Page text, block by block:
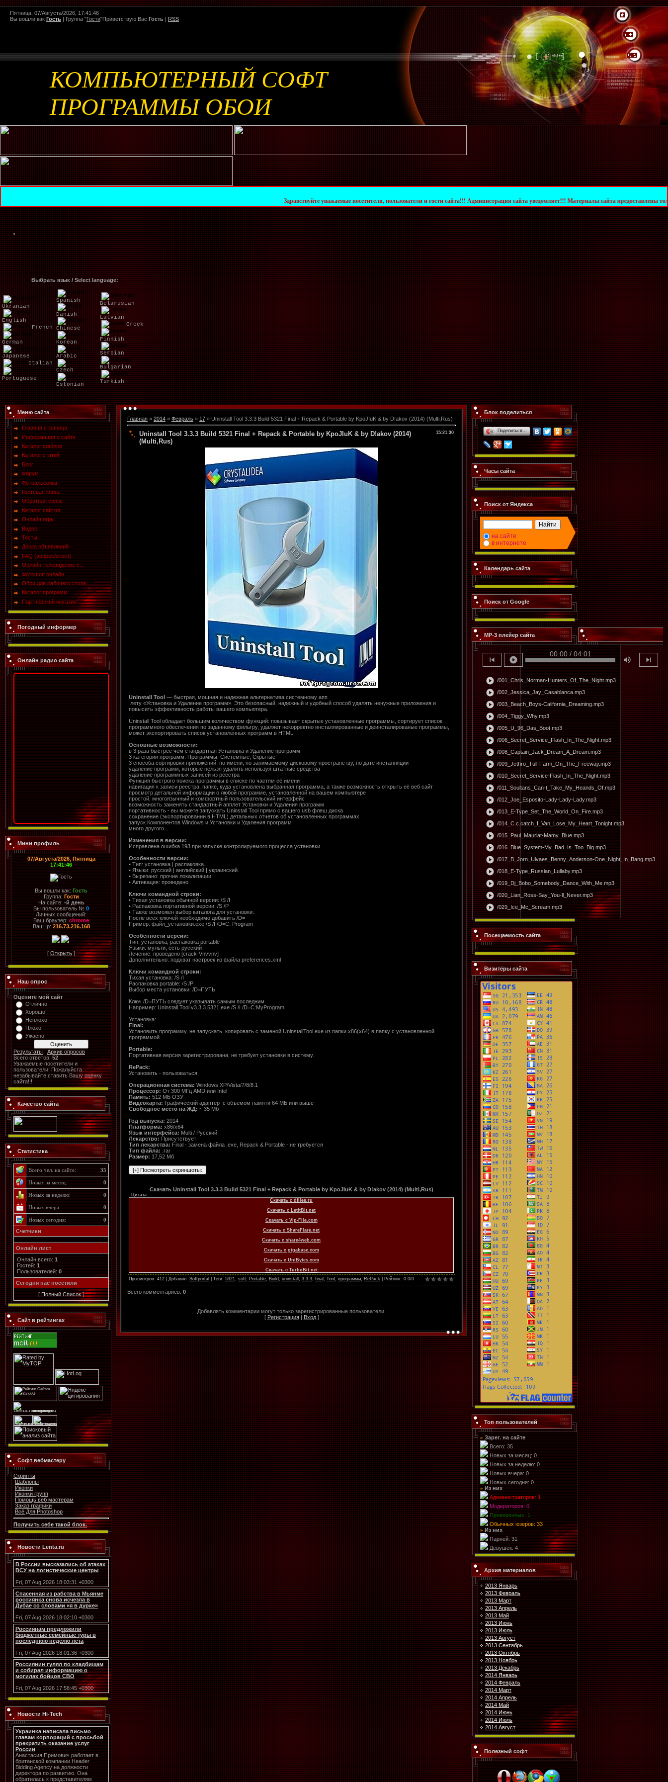
Пятница, 07/Августа/2026, 17:41:46
Вы вошли как Гость | Группа "Гости"Приветствую Вас Гость | RSS
КОМПЬЮТЕРНЫЙ СОФТ
ПРОГРАММЫ ОБОИ
Здравствуйте уважаемые посетители, пользователи и гости сайта!!! Администрация сайта уведомляет!!! Материалы сайта предоставлены только в
Выбрать язык / Select language:
Ukranian
English
French
German
Japanese
Italian
Portuguese
Spanish
Danish
Chinese
Korean
Arabic
Czech
Estonian
Belarusian
Latvian
Greek
Finnish
Serbian
Bulgarian
Turkish
Меню сайта
Главная страница
Информация о сайте
Каталог файлов
Каталог статей
Блог
Форум
Фотоальбомы
Гостевая книга
Обратная связь
Каталог сайтов
Онлайн игры
Видео
Тесты
Доска объявлений
FAQ (вопрос/ответ)
Онлайн телевидение с...
Фотошоп онлайн
Обои для рабочего стола
Каталог программ
Партнёрский магазин ...
Погодный информер
Онлайн радио сайта
Мини профиль
07/Августа/2026, Пятница
17:41:46
Вы вошли как: Гость
Группа: Гости
На сайте: -й день
Вы пользователь № 0
Личных сообщений:
Ваш браузер: chrome
Ваш Ip:216.73.216.168
[ Открыть]
Наш опрос
Оцените мой сайт
Отлично
Хорошо
Неплохо
Плохо
Ужасно
Результаты
Архив опросов
Всего ответов: 52
Уважаемые посетители и
пользователи! Пожалуйста
незабывайте ставить Вашу оценку
сайта!!!
Качество сайта
Статистика
Всего чел. на сайте: 35
Новых за месяц: 0
Новых за неделю: 0
Новых вчера: 0
Новых сегодня:
0
Счетчики
Онлайн лист
Онлайн всего: 1
Гостей: 1
Пользователей: 0
Cегодня нас посетили
[ Полный Список]
Сайт в рейтингах
Софт вебмастеру
Скрипты
Шаблоны
Иконки
Иконки групп
Помощь веб мастерам
Заказ графики
Всё Для Photoshop
Получить себе такой блок.
Новости Lenta.ru
В России высказались об атаках
ВСУ на логистические центры
Fri, 07 Aug 2026 18:03:31 +0300
Спасенная из рабства в Мьянме
россиянка снова исчезла в
Дубае со словами «я в дурке»
Fri, 07 Aug 2026 18:02:10 +0300
Россиянам предложили
бюджетные семейные туры в
последнюю неделю лета
Fri, 07 Aug 2026 18:01:36 +0300
Россиянин гулял по кладбищам
и собирал информацию о
могилах бойцов СВО
Fri, 07 Aug 2026 17:58:45 +0300
Новости Hi-Tech
Украинка написала письмо
главам корпораций с просьбой
прекратить оказание услуг
России
Анастасия Примович работает в
британской компании Header
Bidding Agency на должности
директора по развитию. Она
обратилась к представителям
Главная » 2014 » Февраль » 17 » Uninstall Tool 3.3.3 Build 5321 Final + Repack & Portable by KpoJIuK & by D!akov (2014) (Multi,Rus)
15:21:30
Uninstall Tool 3.3.3 Build 5321 Final + Repack & Portable by KpoJIuK & by D!akov (2014)
(Multi,Rus)
Uninstall Tool — быстрая, мощная и надежная альтернатива системному апп
лету «Установка и Удаление программ». Это безопасный, надежный и удобный способ удалять ненужные приложения и
повысить эффективность работы вашего компьютера.
Uninstall Tool обладает большим количеством функций: показывает скрытые установленные программы, сортирует список
программного обеспечения по заданному фильтру, удаляет некорректно инсталлированные и деинсталированые программы,
может экспортировать список установленных программ в HTML.
Основные возможности:
в 3 раза быстрее чем стандартная Установка и Удаление программ
3 категории программ: Программы, Системные, Скрытые
3 способа сортировки приложений: по имени, по занимаемому дисковому пространству, по дате инсталляции
удаление программ, которые нельзя удалить используя штатные средства
удаление программных записей из реестра
Функция быстрого поиска программы в списке по частям её имени
навигация к записи реестра, папке, куда установлена выбранная программа, а также возможность открыть её веб сайт
просмотр детальной информации о любой программе, установленной на вашем компьютере
простой, многоязычный и комфортный пользовательский интерфейс
возможность заменять стандартный апплет Установки и Удаления программ
портативность - вы можете запускать Uninstall Tool прямо с вашего usb флеш диска
сохранение (экспортировании в HTML) детальных отчетов об установленных программах
запуск Компонентов Windows и Установки и Удаления программ
много другого...
Изменения в версии:
Исправлена ошибка 193 при запуске контролируемого процесса установки
Особенности версии:
• Тип: установка | распаковка.
• Языки: русский | английский | украинский.
• Вырезано: прочие локализации.
• Активация: проведено.
Ключи командной строки:
• Тихая установка обычной версии: /S /I
• Распаковка портативной версии: /S /P
• Также возможен выбор каталога для установки:
После всех ключей необходимо добавить /D=
Пример: файл_установки.exe /S /I /D=C: Program
Особенности версии:
Тип: установка, распаковка portable
Языки: мульти, есть русский
Лечение: проведено [crack-Vnvvnv]
Дополнительно: подхват настроек из файла preferences.xml
Ключи командной строки:
Тихая установка: /S /I
Распаковка portable: /S /P
Выбор места установки: /D=ПУТЬ
Ключ /D=ПУТЬ следует указывать самым последним
Например: Uninstall.Tool.v3.3.3.5321.exe /S /I /D=C:MyProgram
Установка:
Final:
Установить программу, не запускать, копировать с заменой UninstallTool.exe из папки x86(x64) в папку с установленной
программой
Portable:
Портативная версия зарегистрирована, не требует установки в систему.
RePack:
Установить - пользоваться
Операционная система: Windows XP/Vista/7/8/8.1
Процессор: От 300 МГц AMD или Intel
Память: 512 МБ ОЗУ
Видеокарта: Графический адаптер с объемом памяти 64 МБ или выше
Свободное место на ЖД: ~ 35 Мб
Год выпуска: 2014
Платформа: х86/х64
Язык интерфейса: Multi / Русский
Лекарство: Присутствует
Тип лекарства: Final - замена файла .exe, Repack & Portable - не требуется
Тип файла: .rar
Размер: 17,52 Мб
Скачать Uninstall Tool 3.3.3 Build 5321 Final + Repack & Portable by KpoJIuK & by D!akov (2014) (Multi,Rus)
Цитата
Скачать с dfiles.ru
Скачать с LetItBit.net
Скачать с Vip-File.com
Скачать с ShareFlare.net
Скачать с share4web.com
Скачать с gigabase.com
Скачать с UniBytes.com
Скачать с TurboBit.net
Просмотров: 412 | Добавил: Softportal Теги: 5321 soft Portable Build uninstall 3.3.3 final Tool программы RePack Рейтинг: 0.0/0
Всего комментариев: 0
Добавлять комментарии могут только зарегистрированные пользователи.
[ Регистрация| Вход]
Блок поделиться
Поделиться…
Часы сайта
Поиск от Яндекса
на сайте
в интернете
Календарь сайта
Поиск от Google
MP-3 плейер сайта
skip_previous play_circle
00:00 / 04:01
volume_up skip_next
play_circle /001_Chris_Norman-Hunters_Of_The_Night.mp3
play_circle /002_Jessica_Jay_Casablanca.mp3
play_circle /003_Beach_Boys-California_Dreaming.mp3
play_circle /004_Tiggy_Why.mp3
play_circle /005_U_96_Das_Boot.mp3
play_circle /006_Secret_Service_Flash_In_The_Night.mp3
play_circle /008_Captain_Jack_Dream_A_Dream.mp3
play_circle /009_Jethro_Tull-Farm_On_The_Freeway.mp3
play_circle /010_Secret_Service-Flash_In_The_Night.mp3
play_circle /011_Soultans_Can-t_Take_My_Heands_Of.mp3
play_circle /012_Joe_Esposito-Lady-Lady-Lady.mp3
play_circle /013_E-Type_Set_The_World_On_Fire.mp3
play_circle /014_C.c.catch_I_Van_Lose_My_Heart_Tonight.mp3
play_circle /015_Paul_Mauriat-Mamy_Blue.mp3
play_circle /016_Blue_System-My_Bad_Is_Too_Big.mp3
play_circle /017_B_Jorn_Ulvaes_Benny_Anderson-One_Night_In_Bang.mp3
play_circle /018_E-Type_Russian_Lullaby.mp3
play_circle /019_Dj_Bobo_Somebody_Dance_With_Me.mp3
play_circle /020_Lian_Ross-Say_You-ll_Never.mp3
play_circle /029_Ice_Mc_Scream.mp3
Посещаемость сайта
Визитёры сайта
Топ пользователей
» Зарег. на сайте
Всего: 35
Новых за месяц: 0
Новых за неделю: 0
Новых вчера: 0
Новых сегодня: 0
» Из них
Администраторов: 1
Модераторов: 0
Проверенных: 1
Обычных юзеров: 33
» Из них
Парней: 31
Девушек: 4
Архив материалов
2013 Январь
2013 Февраль
2013 Март
2013 Апрель
2013 Май
2013 Июнь
2013 Июль
2013 Август
2013 Сентябрь
2013 Октябрь
2013 Ноябрь
2013 Декабрь
2014 Январь
2014 Февраль
2014 Март
2014 Апрель
2014 Май
2014 Июнь
2014 Июль
2014 Август
Полезный софт